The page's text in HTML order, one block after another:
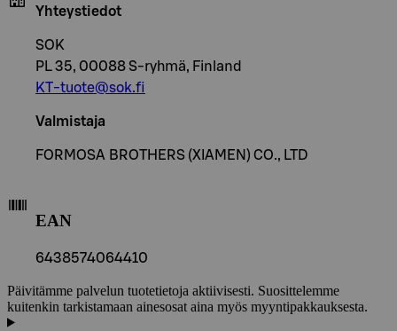
Yhteystiedot
SOK
PL 35, 00088 S-ryhmä, Finland
KT-tuote@sok.fi
Valmistaja
FORMOSA BROTHERS (XIAMEN) CO., LTD
EAN
6438574064410
Päivitämme palvelun tuotetietoja aktiivisesti. Suosittelemme
kuitenkin tarkistamaan ainesosat aina myös myyntipakkauksesta.